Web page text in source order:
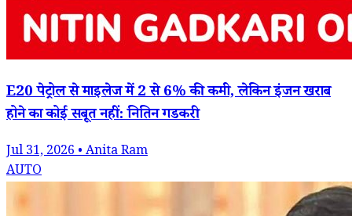
E20 पेट्रोल से माइलेज में 2 से 6% की कमी, लेकिन इंजन खराब
होने का कोई सबूत नहीं: नितिन गडकरी
Jul 31, 2026 • Anita Ram
AUTO